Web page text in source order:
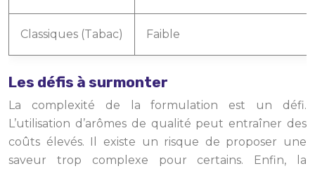
Classiques (Tabac) Faible
Les défis à surmonter
La complexité de la formulation est un défi.
L’utilisation d’arômes de qualité peut entraîner des
coûts élevés. Il existe un risque de proposer une
saveur trop complexe pour certains. Enfin, la